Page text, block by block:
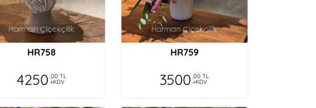
HR758
4250 ,00 TL
+KDV
HR759
3500 ,00 TL
+KDV